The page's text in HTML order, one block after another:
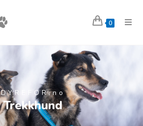
0
DYREFOR.no
Trekkhund